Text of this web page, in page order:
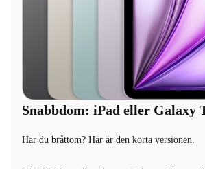
Snabbdom: iPad eller Galaxy
Har du bråttom? Här är den korta versionen.